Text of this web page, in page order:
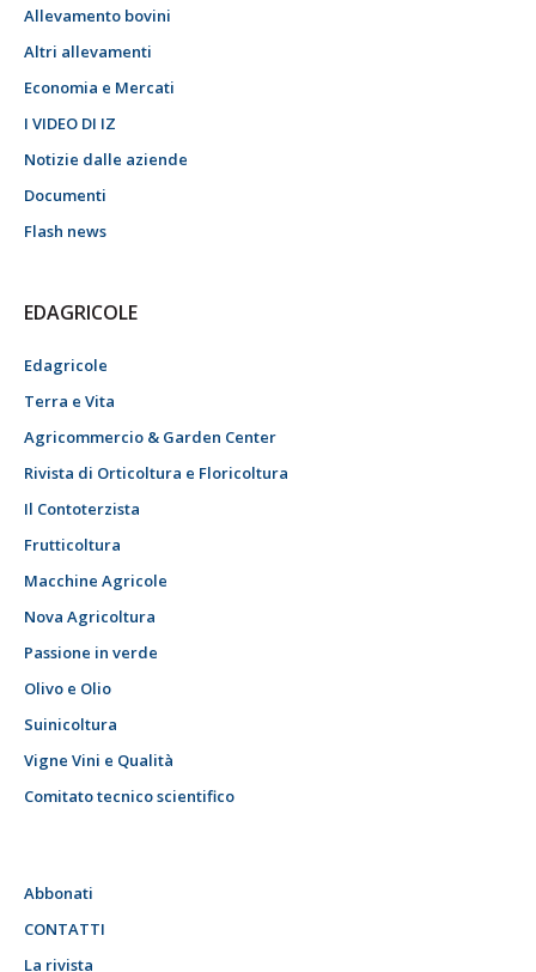
Allevamento bovini
Altri allevamenti
Economia e Mercati
I VIDEO DI IZ
Notizie dalle aziende
Documenti
Flash news
EDAGRICOLE
Edagricole
Terra e Vita
Agricommercio & Garden Center
Rivista di Orticoltura e Floricoltura
Il Contoterzista
Frutticoltura
Macchine Agricole
Nova Agricoltura
Passione in verde
Olivo e Olio
Suinicoltura
Vigne Vini e Qualità
Comitato tecnico scientifico
Abbonati
CONTATTI
La rivista